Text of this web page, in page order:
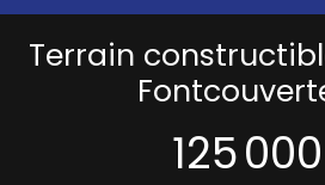
Terrain
125 000